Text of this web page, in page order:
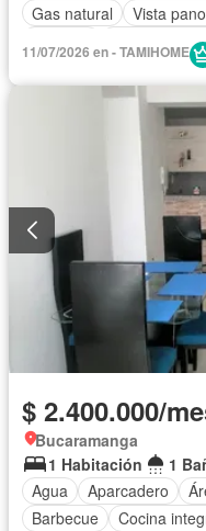
Gas natural
Vista
Acceso
Permite
11/07/2026 en - TAMIHOME
$ 2.400.000/
Bucaramanga
1 Habitación
1
Agua
Aparcadero
Barbecue
Cocina